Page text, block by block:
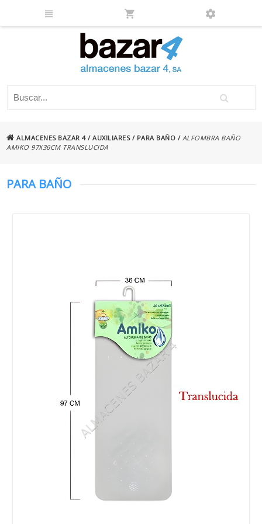
ALMACENES BAZAR 4/AUXILIARES/ PARA BAÑO / ALFOMBRA BAÑO
AMIKO 97X36CM TRANSLUCIDA
PARA BAÑO